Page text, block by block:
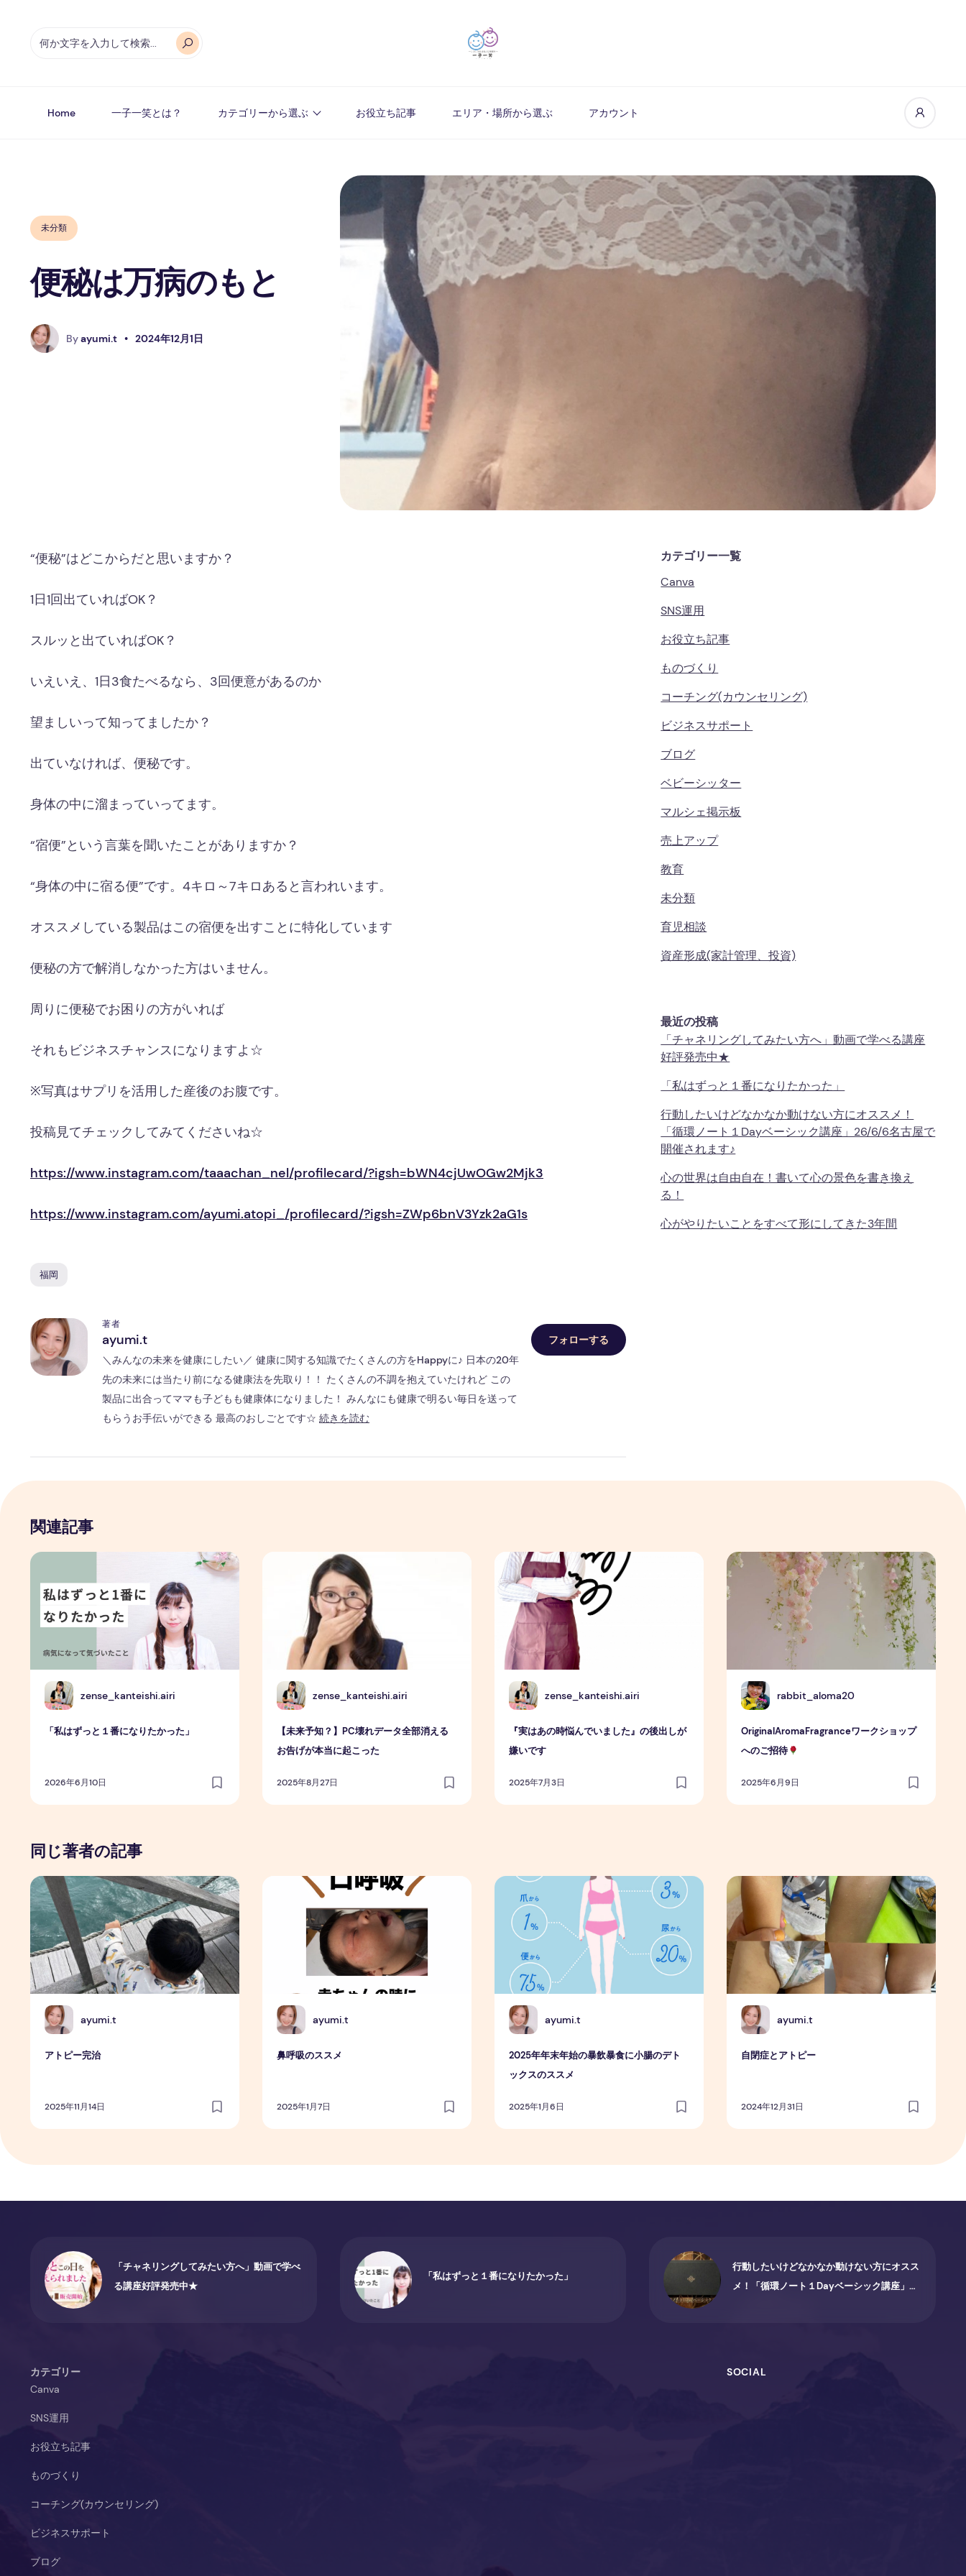
Home 一子一笑とは？ カテゴリーから選ぶ お役立ち記事 エリア・場所から選ぶ アカウント
未分類
便秘は万病のもと
A Byayumi.t • 2024年12月1日
“便秘”はどこからだと思いますか？
1日1回出ていればOK？
スルッと出ていればOK？
いえいえ、1日3食たべるなら、3回便意があるのか
望ましいって知ってましたか？
出ていなければ、便秘です。
身体の中に溜まっていってます。
“宿便”という言葉を聞いたことがありますか？
“身体の中に宿る便”です。4キロ～7キロあると言われいます。
オススメしている製品はこの宿便を出すことに特化しています
便秘の方で解消しなかった方はいません。
周りに便秘でお困りの方がいれば
それもビジネスチャンスになりますよ☆
※写真はサプリを活用した産後のお腹です。
投稿見てチェックしてみてくださいね☆
https://www.instagram.com/taaachan_nel/profilecard/?igsh=bWN4cjUwOGw2Mjk3
https://www.instagram.com/ayumi.atopi_/profilecard/?igsh=ZWp6bnV3Yzk2aG1s
福岡
A
著者
ayumi.t
＼みんなの未来を健康にしたい／ 健康に関する知識でたくさんの方をHappyに♪ 日本の20年
先の未来には当たり前になる健康法を先取り！！ たくさんの不調を抱えていたけれど この
製品に出合ってママも子どもも健康体になりました！ みんなにも健康で明るい毎日を送って
もらうお手伝いができる 最高のおしごとです☆ 続きを読む
フォローする
カテゴリー一覧
Canva
SNS運用
お役立ち記事
ものづくり
コーチング(カウンセリング)
ビジネスサポート
ブログ
ベビーシッター
マルシェ掲示板
売上アップ
教育
未分類
育児相談
資産形成(家計管理、投資)
最近の投稿
「チャネリングしてみたい方へ」動画で学べる講座
好評発売中★
「私はずっと１番になりたかった」
行動したいけどなかなか動けない方にオススメ！
「循環ノート１Dayベーシック講座」26/6/6名古屋で
開催されます♪
心の世界は自由自在！書いて心の景色を書き換え
る！
心がやりたいことをすべて形にしてきた3年間
関連記事
Z zense_kanteishi.airi
「私はずっと１番になりたかった」
2026年6月10日
「私はずっと１番になりたかった」
Z zense_kanteishi.airi
【未来予知？】PC壊れデータ全部消える
お告げが本当に起こった
2025年8月27日
【未来予知？】PC壊れデータ全部消えるお告げが本当に起こった
Z zense_kanteishi.airi
『実はあの時悩んでいました』の後出しが
嫌いです
2025年7月3日
『実はあの時悩んでいました』の後出しが嫌いです
R rabbit_aloma20
OriginalAromaFragranceワークショップ
へのご招待
2025年6月9日
OriginalAromaFragranceワークショップへの
同じ著者の記事
A ayumi.t
アトピー完治
2025年11月14日
アトピー完治
A ayumi.t
鼻呼吸のススメ
2025年1月7日
鼻呼吸のススメ
A ayumi.t
2025年年末年始の暴飲暴食に小腸のデト
ックスのススメ
2025年1月6日
2025年年末年始の暴飲暴食に小腸のデトックスのススメ
A ayumi.t
自閉症とアトピー
2024年12月31日
自閉症とアトピー
「チャネリングしてみたい方へ」動画で学べ
る講座好評発売中★
「私はずっと１番になりたかった」
行動したいけどなかなか動けない方にオスス
メ！「循環ノート１Dayベーシック講座」
カテゴリー
Canva
SNS運用
お役立ち記事
ものづくり
コーチング(カウンセリング)
ビジネスサポート
ブログ
SOCIAL